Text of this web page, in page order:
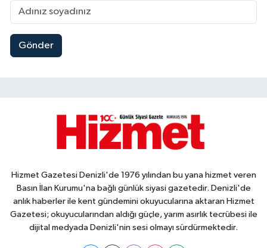
Gönder
Hizmet Gazetesi Denizli'de 1976 yılından bu yana hizmet veren
Basın İlan Kurumu'na bağlı günlük siyasi gazetedir. Denizli'de
anlık haberler ile kent gündemini okuyucularına aktaran Hizmet
Gazetesi; okuyucularından aldığı güçle, yarım asırlık tecrübesi ile
dijital medyada Denizli'nin sesi olmayı sürdürmektedir.